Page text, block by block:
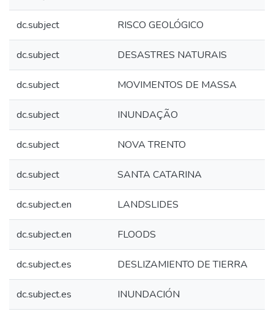
dc.subject RISCO GEOLÓGICO
dc.subject DESASTRES NATURAIS
dc.subject MOVIMENTOS DE MASSA
dc.subject INUNDAÇÃO
dc.subject NOVA TRENTO
dc.subject SANTA CATARINA
dc.subject.en LANDSLIDES
dc.subject.en FLOODS
dc.subject.es DESLIZAMIENTO DE TIERRA
dc.subject.es INUNDACIÓN